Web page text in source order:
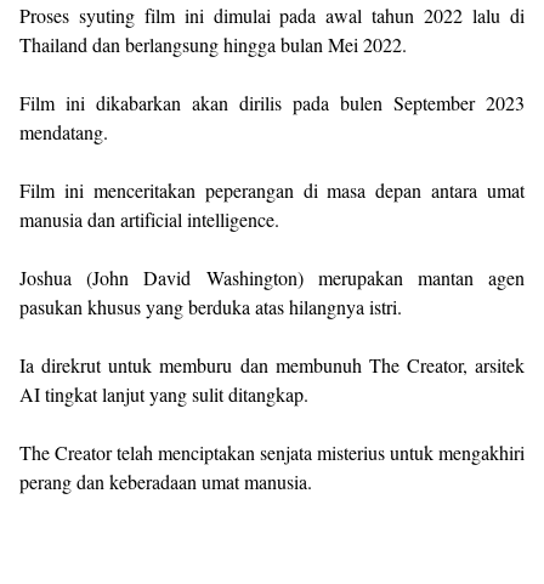
Proses syuting film ini dimulai pada awal tahun 2022 lalu di
Thailand dan berlangsung hingga bulan Mei 2022.
Film ini dikabarkan akan dirilis pada bulen September 2023
mendatang.
Film ini menceritakan peperangan di masa depan antara umat
manusia dan artificial intelligence.
Joshua (John David Washington) merupakan mantan agen
pasukan khusus yang berduka atas hilangnya istri.
Ia direkrut untuk memburu dan membunuh The Creator, arsitek
AI tingkat lanjut yang sulit ditangkap.
The Creator telah menciptakan senjata misterius untuk mengakhiri
perang dan keberadaan umat manusia.